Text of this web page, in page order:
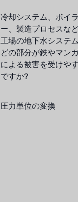
冷却システム、ボイラ
ー、製造プロセスなど
工場の地下水システ
どの部分が鉄やマン
による被害を受けや
ですか?
圧力単位の変換